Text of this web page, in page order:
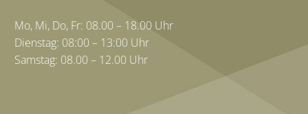
Mo, Mi, Do, Fr: 08.00 – 18.00 Uhr
Dienstag: 08:00 – 13:00 Uhr
Samstag: 08.00 – 12.00 Uhr